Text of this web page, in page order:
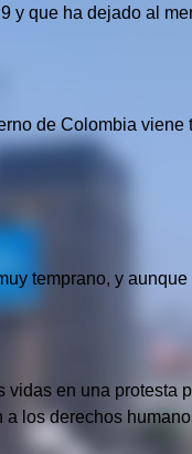
y que ha dejado al
de Colombia viene
temprano, y aunque
en una protesta
a los derechos